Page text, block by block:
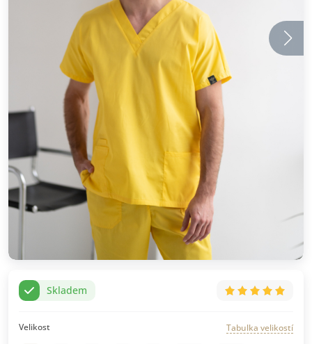
Skladem
Velikost Tabulka velikostí